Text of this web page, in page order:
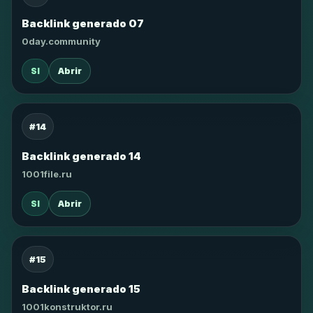
Backlink generado 07
0day.community
SI Abrir
#14
Backlink generado 14
1001file.ru
SI Abrir
#15
Backlink generado 15
1001konstruktor.ru